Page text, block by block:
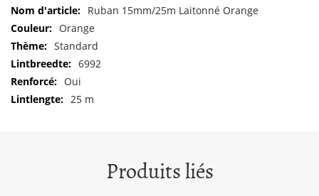
Pour
plus
Ruban 15mm/25m Laitonné Orange
Orange
Standard
6992
Oui
25 m
Produits liés